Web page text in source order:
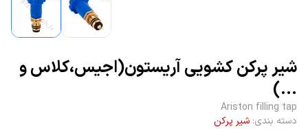
شیر پرکن کشویی آریستون(اجیس،کلاس و
...)
Ariston filling tap
دسته بندی: شیر پرکن